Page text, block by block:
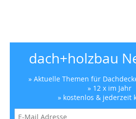
dach+holzbau
» Aktuelle Themen für
» 12 x im Jahr
» kostenlos & jederzeit